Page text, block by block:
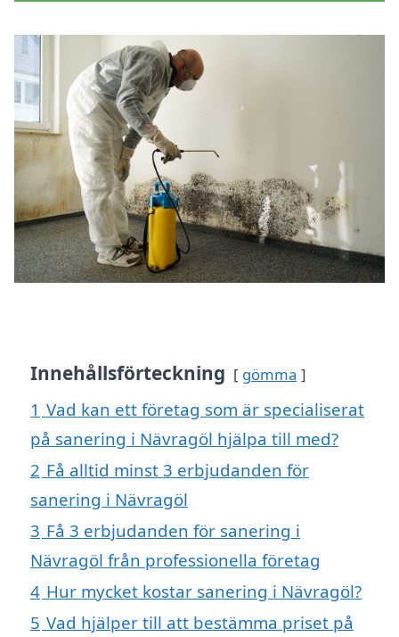
Innehållsförteckning gömma
1 Vad kan ett företag som är specialiserat
på sanering i Nävragöl hjälpa till med?
2 Få alltid minst 3 erbjudanden för
sanering i Nävragöl
3 Få 3 erbjudanden för sanering i
Nävragöl från professionella företag
4 Hur mycket kostar sanering i Nävragöl?
5 Vad hjälper till att bestämma priset på